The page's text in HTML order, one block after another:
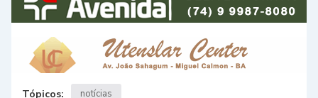
Tópicos: notícias